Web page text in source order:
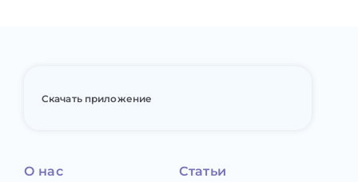
Скачать приложение
О нас
Статьи